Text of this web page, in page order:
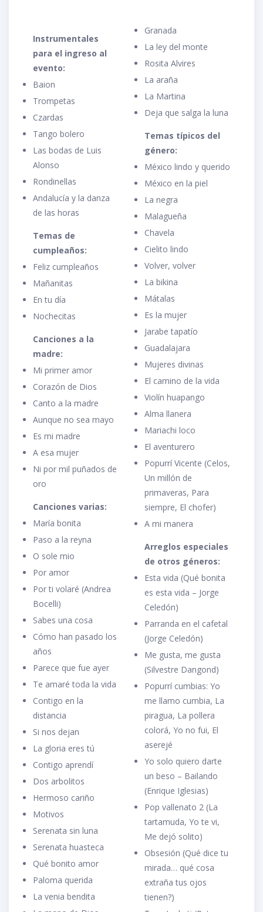
Instrumentales
para el ingreso al
evento:
Baion
Trompetas
Czardas
Tango bolero
Las bodas de Luis
Alonso
Rondinellas
Andalucía y la danza
de las horas
Temas de
cumpleaños:
Feliz cumpleaños
Mañanitas
En tu día
Nochecitas
Canciones a la
madre:
Mi primer amor
Corazón de Dios
Canto a la madre
Aunque no sea mayo
Es mi madre
A esa mujer
Ni por mil puñados de
oro
Canciones varias:
María bonita
Paso a la reyna
O sole mio
Por amor
Por ti volaré (Andrea
Bocelli)
Sabes una cosa
Cómo han pasado los
años
Parece que fue ayer
Te amaré toda la vida
Contigo en la
distancia
Si nos dejan
La gloria eres tú
Contigo aprendí
Dos arbolitos
Hermoso cariño
Motivos
Serenata sin luna
Serenata huasteca
Qué bonito amor
Paloma querida
La venia bendita
Granada
La ley del monte
Rosita Alvires
La araña
La Martina
Deja que salga la luna
Temas típicos del
género:
México lindo y querido
México en la piel
La negra
Malagueña
Chavela
Cielito lindo
Volver, volver
La bikina
Mátalas
Es la mujer
Jarabe tapatío
Guadalajara
Mujeres divinas
El camino de la vida
Violín huapango
Alma llanera
Mariachi loco
El aventurero
Popurrí Vicente (Celos,
Un millón de
primaveras, Para
siempre, El chofer)
A mi manera
Arreglos especiales
de otros géneros:
Esta vida (Qué bonita
es esta vida – Jorge
Celedón)
Parranda en el cafetal
(Jorge Celedón)
Me gusta, me gusta
(Silvestre Dangond)
Popurrí cumbias: Yo
me llamo cumbia, La
piragua, La pollera
colorá, Yo no fui, El
aserejé
Yo solo quiero darte
un beso – Bailando
(Enrique Iglesias)
Pop vallenato 2 (La
tartamuda, Yo te vi,
Me dejó solito)
Obsesión (Qué dice tu
mirada… qué cosa
extraña tus ojos
tienen?)